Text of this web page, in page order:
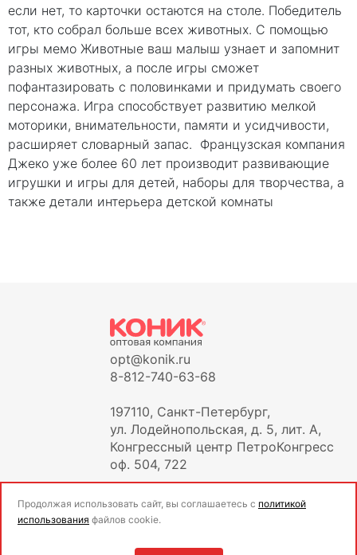
если нет, то карточки остаются на столе. Победитель
тот, кто собрал больше всех животных. С помощью
игры мемо Животные ваш малыш узнает и запомнит
разных животных, а после игры сможет
пофантазировать с половинками и придумать своего
персонажа. Игра способствует развитию мелкой
моторики, внимательности, памяти и усидчивости,
расширяет словарный запас. Французская компания
Джеко уже более 60 лет производит развивающие
игрушки и игры для детей, наборы для творчества, а
также детали интерьера детской комнаты
opt@konik.ru
8-812-740-63-68
197110, Санкт-Петербург,
ул. Лодейнопольская, д. 5, лит. А,
Конгрессный центр ПетроКонгресс
оф. 504, 722
Продолжая использовать сайт, вы соглашаетесь с политикой
использования файлов cookie.